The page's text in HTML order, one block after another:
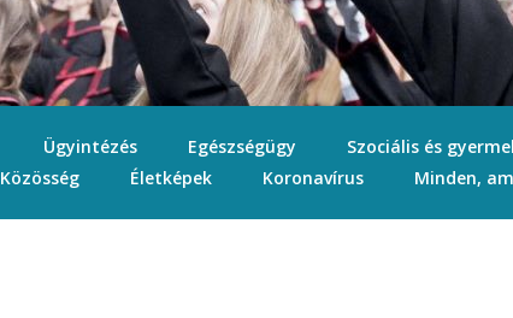
Ügyintézés Egészségügy Szociális és
Közösség Életképek Koronavírus Minden,